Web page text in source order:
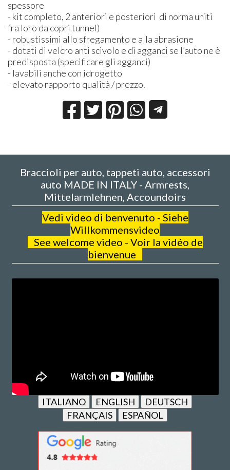
spessore
- kit completo, 2 anteriori e posteriori di norma uniti
fra loro da copri tunnel)
- robustissimi allo sfregamento e alla abrasione
- dotati di velcro anti scivolo e di agganci se l’auto ne è
predisposta (specificare gli agganci)
- lavabili anche con idrogetto
- elevato rapporto qualità / prezzo.
Braccioli per auto, tappeti auto, accessori
auto MADE IN ITALY - Armrests,
Mittelarmlehnen, Accoundoirs
Vedi video di benvenuto - Siehe
Willkommensvideo
See welcome video - Voir la vidéo de
bienvenue
ITALIANO ENGLISH
DEUTSCH
FRANÇAIS
ESPAÑOL